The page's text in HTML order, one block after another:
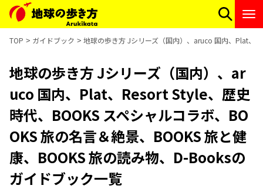
TOP ガイドブック 地球の歩き方 Jシリーズ（国内）、aruco 国内、Plat、
地球の歩き方 Jシリーズ（国内）、ar
uco 国内、Plat、Resort Style、歴史
時代、BOOKS スペシャルコラボ、BO
OKS 旅の名言＆絶景、BOOKS 旅と健
康、BOOKS 旅の読み物、D-Booksの
ガイドブック一覧